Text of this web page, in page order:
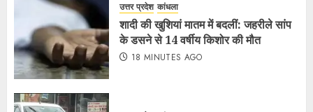
उत्तर प्रदेश कांधला
शादी की खुशियां मातम में बदलीं: जहरीले सांप
के डसने से 14 वर्षीय किशोर की मौत
18 MINUTES AGO